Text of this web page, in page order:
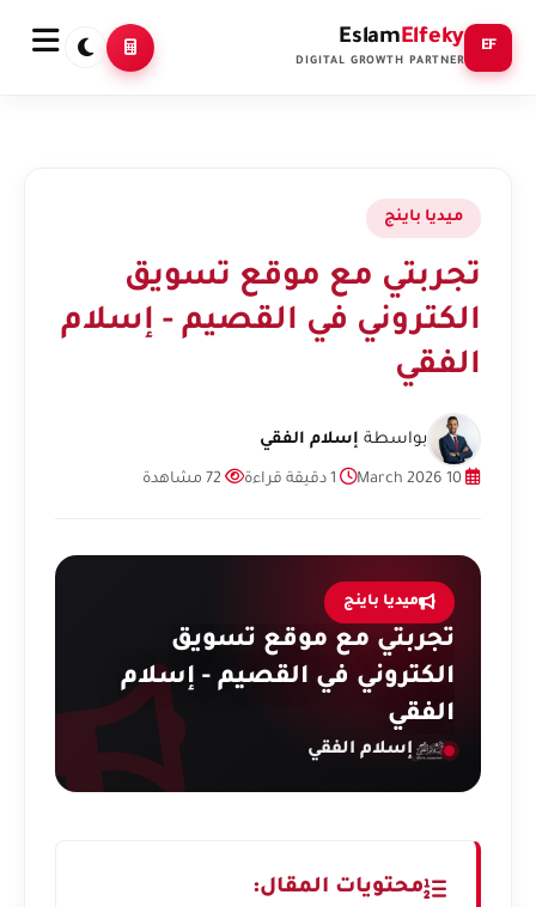
EF
EslamElfeky
DIGITAL GROWTH PARTNER
ميديا باينج
تجربتي مع موقع تسويق
الكتروني في القصيم - إسلام
الفقي
بواسطة إسلام الفقي
ميديا باينج
تجربتي مع موقع تسويق
الكتروني في القصيم - إسلام
الفقي
إسلام الفقي
محتويات المقال: